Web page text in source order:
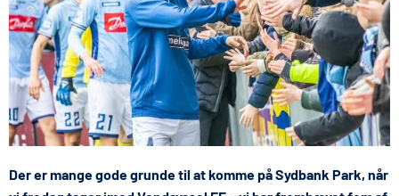
Der er mange gode grunde til at komme på Sydbank Park, når